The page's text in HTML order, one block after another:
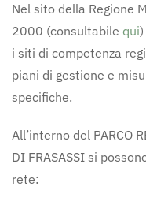
Nel sito della Regione
2000 (consultabile qui
i siti di competenza
piani di gestione e
specifiche.
All’interno del PARCO
DI FRASASSI si
rete: